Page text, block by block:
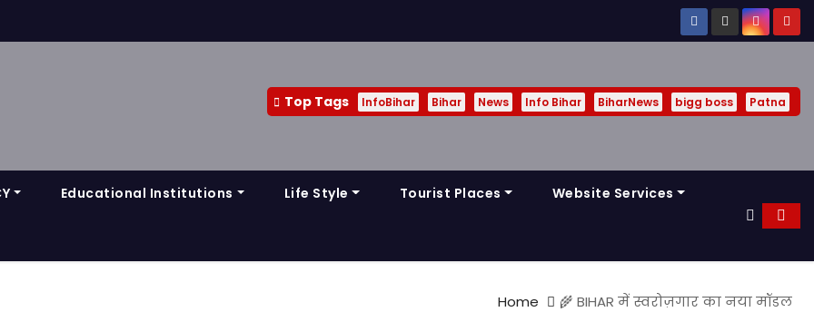
Top Tags InfoBihar Bihar News Info Bihar BiharNews bigg boss Patna
Educational Institutions Life Style Tourist Places Website Services
Home 🌾 BIHAR में स्वरोज़गार का नया मॉडल